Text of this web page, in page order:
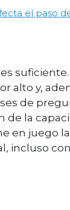
el paso
suficiente.
alto y,
de
la
en juego la
incluso